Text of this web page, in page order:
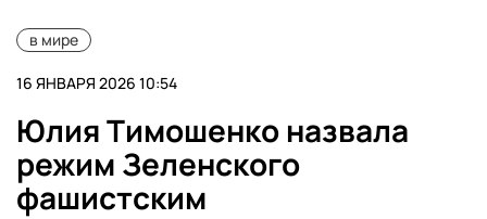
в мире
16 ЯНВАРЯ 2026 10:54
Юлия Тимошенко назвала
режим Зеленского
фашистским